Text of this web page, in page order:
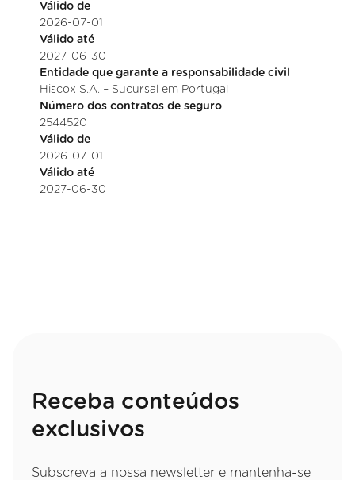
Válido de
2026-07-01
Válido até
2027-06-30
Entidade que garante a responsabilidade civil
Hiscox S.A. – Sucursal em Portugal
Número dos contratos de seguro
2544520
Válido de
2026-07-01
Válido até
2027-06-30
Receba conteúdos
exclusivos
Subscreva a nossa newsletter e mantenha-se